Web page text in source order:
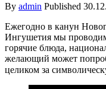
By admin Published
Ежегодно в канун
Ингушетия мы
горячие блюда,
желающий может
целиком за